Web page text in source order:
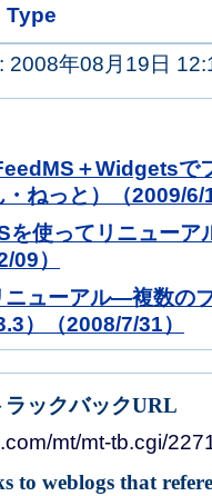
Type
: 2008年08月19日
＋Widgetsで
ねっと）（2009/6/
を使ってリニューア
09）
ニューアル―複数の
）（2008/7/31）
ラックバックURL
mt/mt-tb.cgi/
to weblogs that